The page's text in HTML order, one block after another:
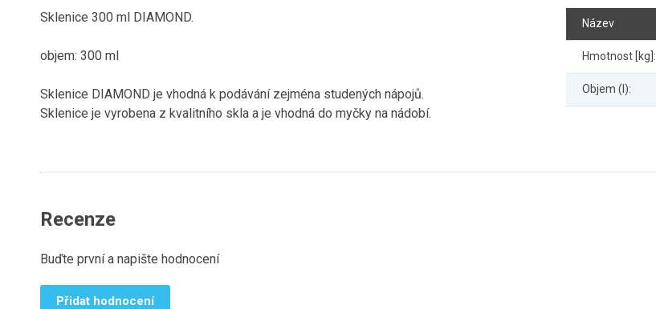
Sklenice 300 ml DIAMOND.
objem: 300 ml
Sklenice DIAMOND je vhodná k podávání zejména studených nápojů.
Sklenice je vyrobena z kvalitního skla a je vhodná do myčky na nádobí.
Název
Hmotnost [kg]:
Objem (l):
Recenze
Buďte první a napište hodnocení
Přidat hodnocení